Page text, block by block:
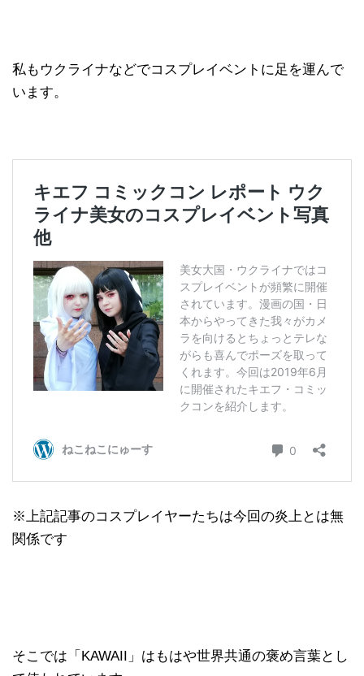
私もウクライナなどでコスプレイベントに足を運んで
います。
※上記記事のコスプレイヤーたちは今回の炎上とは無
関係です
そこでは「KAWAII」はもはや世界共通の褒め言葉とし